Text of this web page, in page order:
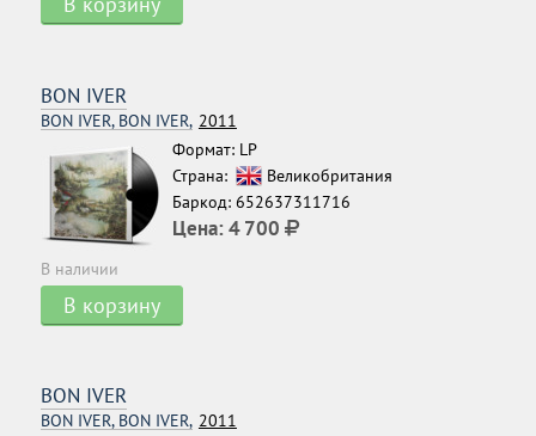
BON IVER
BON IVER, BON IVER, 2011
Формат: LP
Страна:
Великобритания
Баркод: 652637311716
Цена: 4 700
В наличии
В корзину
BON IVER
BON IVER, BON IVER, 2011